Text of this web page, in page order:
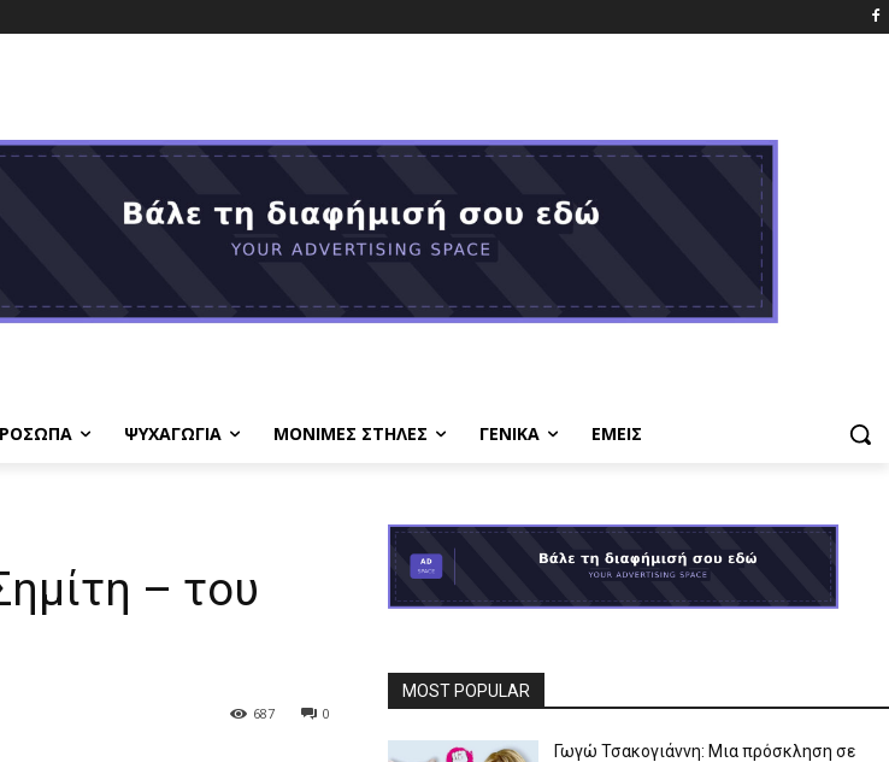
ΨΥΧΑΓΩΓΙΑ ΜΟΝΙΜΕΣ ΣΤΗΛΕΣ ΓΕΝΙΚΑ ΕΜΕΙΣ
– του
0
687
MOST POPULAR
Γωγώ Τσακογιάννη: Μια πρόσκληση σε